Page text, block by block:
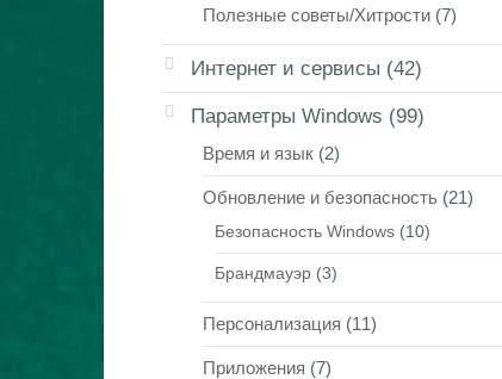
Полезные советы/Хитрости (7)
Интернет и сервисы (42)
Параметры Windows (99)
Время и язык (2)
Обновление и безопасность (21)
Безопасность Windows (10)
Брандмауэр (3)
Персонализация (11)
Приложения (7)